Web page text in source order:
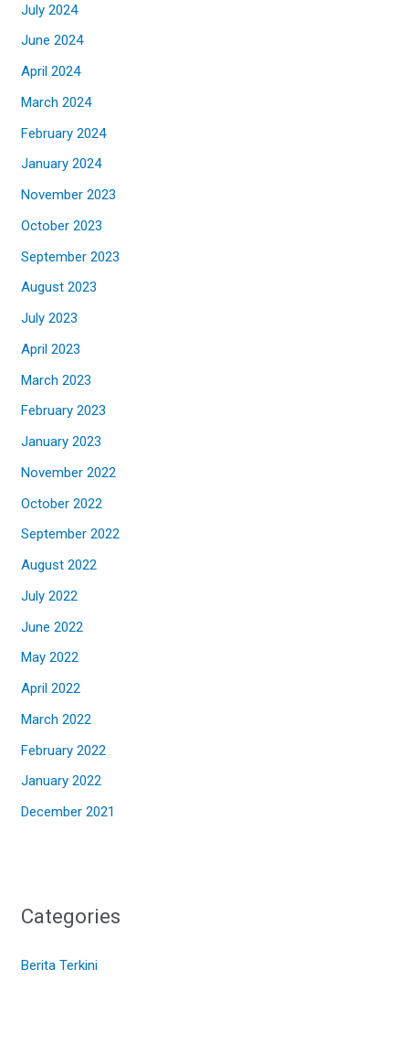
July 2024
June 2024
April 2024
March 2024
February 2024
January 2024
November 2023
October 2023
September 2023
August 2023
July 2023
April 2023
March 2023
February 2023
January 2023
November 2022
October 2022
September 2022
August 2022
July 2022
June 2022
May 2022
April 2022
March 2022
February 2022
January 2022
December 2021
Categories
Berita Terkini